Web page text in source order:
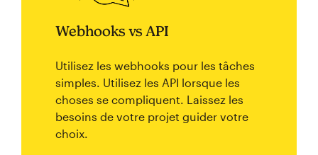
Webhooks vs API
Utilisez les webhooks pour les tâches
simples. Utilisez les API lorsque les
choses se compliquent. Laissez les
besoins de votre projet guider votre
choix.